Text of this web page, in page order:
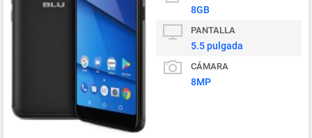
8GB
PANTALLA
5.5 pulgada
CÁMARA
8MP